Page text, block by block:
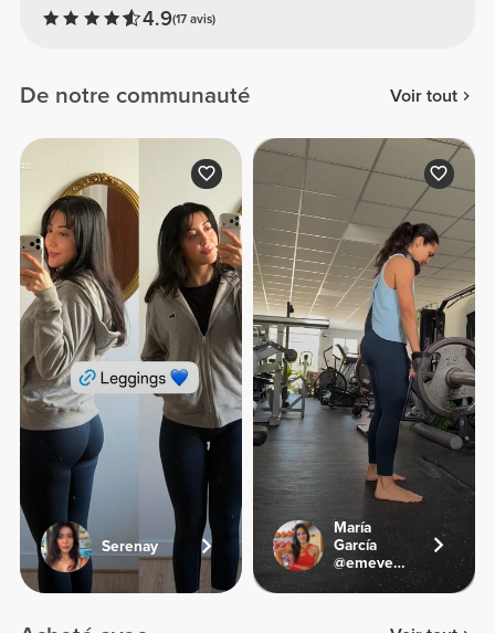
4.9(17 avis)
De notre communauté Voir tout
Serenay
María
García
@emevegana